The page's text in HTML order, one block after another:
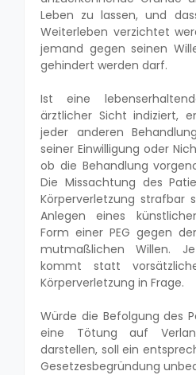
Leben zu lassen, und
Weiterleben verzichtet
jemand gegen seinen
gehindert werden darf.
Ist eine
ärztlicher Sicht indiziert,
jeder anderen
seiner Einwilligung oder
ob die Behandlung
Die Missachtung des
Körperverletzung strafbar
Anlegen eines
Form einer PEG gegen
mutmaßlichen Willen.
kommt statt
Körperverletzung in Frage.
Würde die Befolgung des
eine Tötung auf
darstellen, soll ein
Gesetzesbegründung